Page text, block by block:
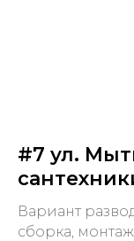
#7 ул.
Вариант
сборка,